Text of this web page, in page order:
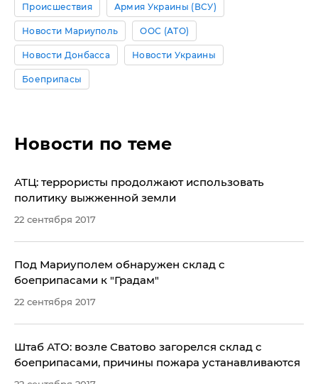
Происшествия Армия Украины (ВСУ)
Новости Мариуполь ООС (АТО)
Новости Донбасса Новости Украины
Боеприпасы
Новости по теме
АТЦ: террористы продолжают использовать
политику выжженной земли
22 сентября 2017
Под Мариуполем обнаружен склад с
боеприпасами к "Градам"
22 сентября 2017
Штаб АТО: возле Сватово загорелся склад с
боеприпасами, причины пожара устанавливаются